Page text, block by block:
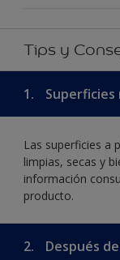
Tips y
1. Superficies
Las superficies a
limpias, secas y
información
producto.
2. Después